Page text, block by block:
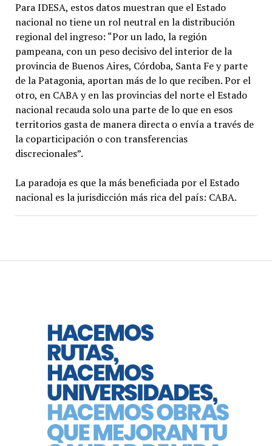
Para IDESA, estos datos muestran que el Estado
nacional no tiene un rol neutral en la distribución
regional del ingreso: “Por un lado, la región
pampeana, con un peso decisivo del interior de la
provincia de Buenos Aires, Córdoba, Santa Fe y parte
de la Patagonia, aportan más de lo que reciben. Por el
otro, en CABA y en las provincias del norte el Estado
nacional recauda solo una parte de lo que en esos
territorios gasta de manera directa o envía a través de
la coparticipación o con transferencias
discrecionales”.
La paradoja es que la más beneficiada por el Estado
nacional es la jurisdicción más rica del país: CABA.